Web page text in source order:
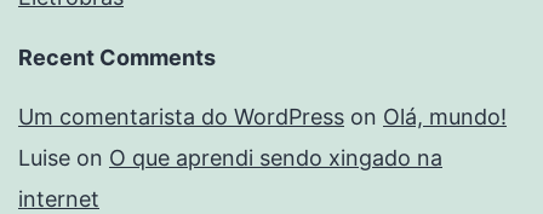
Recent Comments
Um comentarista do WordPress on Olá, mundo!
Luise on O que aprendi sendo xingado na
internet